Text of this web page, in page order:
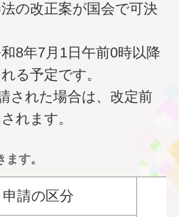
の改正案が国会で可決
8年7月1日午前0時以降
る予定です。
された場合は、改定前
れます。
す。
請の区分